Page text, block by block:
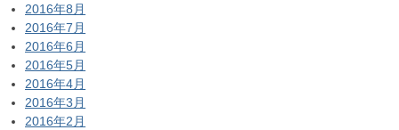
2016年8月
2016年7月
2016年6月
2016年5月
2016年4月
2016年3月
2016年2月